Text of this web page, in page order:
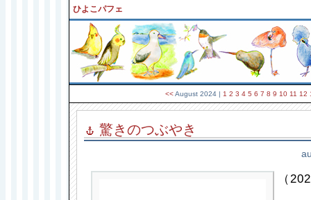
ひよこパフェ
<< August 2024| 1 2 3 4 5 6 7 8 9 10 11 12
驚きのつぶやき
（